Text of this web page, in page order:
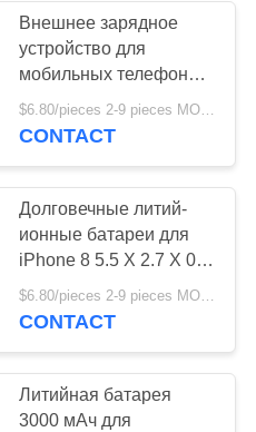
батареи
6
батареи
7
18
Внешнее зарядное
устройство для
мобильных телефонов
Вес всего 2,5 унции
CONTACT
Долговечные литий-
ионные батареи для
iPhone 8 5.5 X 2.7 X 0.2
дюйма
$6.80/pieces 2-9 pieces MOQ:2 шт.
CONTACT
Литийная батарея
3000 мАч для